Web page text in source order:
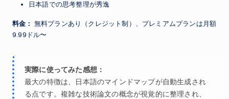
日本語での思考整理が秀逸
料金： 無料プランあり（クレジット制）、プレミアムプランは月額
9.99ドル〜
実際に使ってみた感想：
最大の特徴は、日本語のマインドマップが自動生成され
る点です。複雑な技術論文の概念が視覚的に整理され、